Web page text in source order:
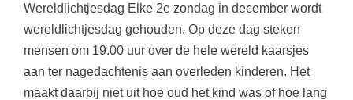
Wereldlichtjesdag Elke 2e zondag in december wordt
wereldlichtjesdag gehouden. Op deze dag steken
mensen om 19.00 uur over de hele wereld kaarsjes
aan ter nagedachtenis aan overleden kinderen. Het
maakt daarbij niet uit hoe oud het kind was of hoe lang